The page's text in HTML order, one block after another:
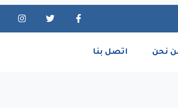
نحن اتصل بنا